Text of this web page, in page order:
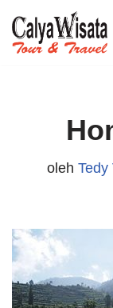
Lompat
oleh Tedy